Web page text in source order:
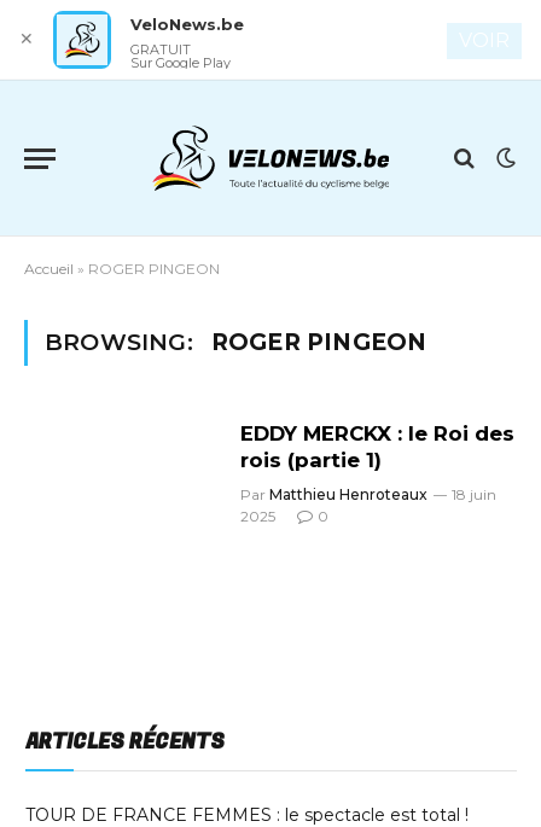
Accueil » ROGER PINGEON
BROWSING: ROGER PINGEON
EDDY MERCKX : le Roi des
rois (partie 1)
Par Matthieu Henroteaux
18 juin
2025
0
ARTICLES RÉCENTS
TOUR DE FRANCE FEMMES : le spectacle est total !
✕
VeloNews.be
GRATUIT
Sur Google Play
VOIR